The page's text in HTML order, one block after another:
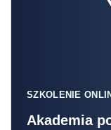
SZKOLENIE
Akademia